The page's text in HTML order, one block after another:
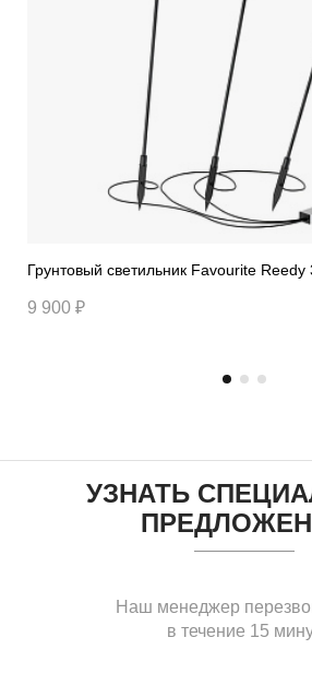
Грунтовый светильник
9 900 ₽
УЗНАТЬ
Наш менеджер
в течение 15